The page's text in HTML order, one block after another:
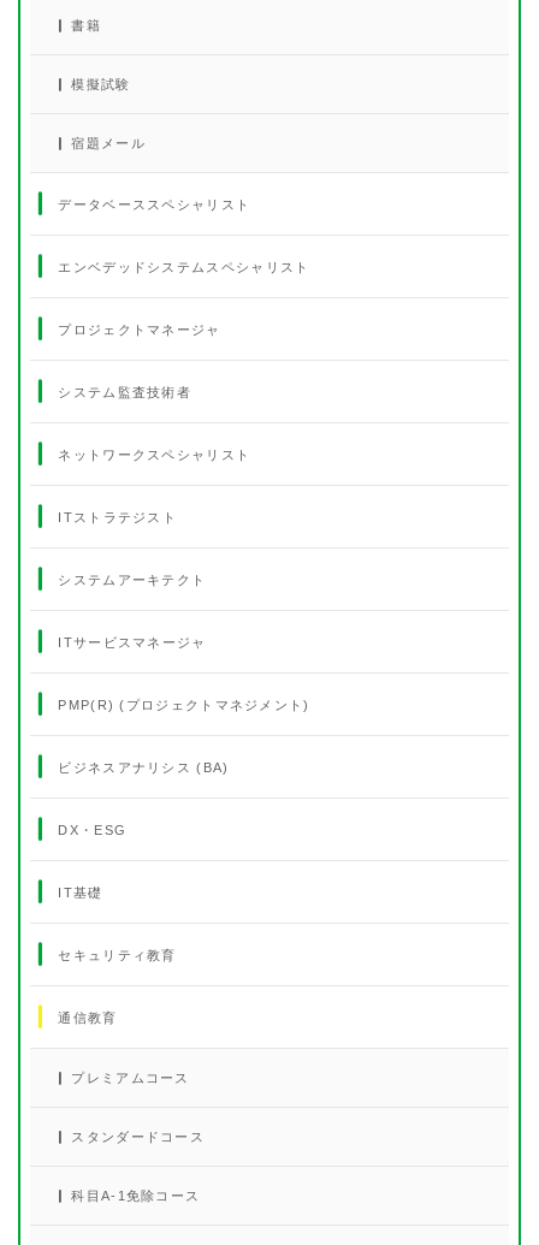
書籍
模擬試験
宿題メール
データベーススペシャリスト
エンベデッドシステムスペシャリスト
プロジェクトマネージャ
システム監査技術者
ネットワークスペシャリスト
ITストラテジスト
システムアーキテクト
ITサービスマネージャ
PMP(R) (プロジェクトマネジメント)
ビジネスアナリシス (BA)
DX・ESG
IT基礎
セキュリティ教育
通信教育
プレミアムコース
スタンダードコース
科目A-1免除コース